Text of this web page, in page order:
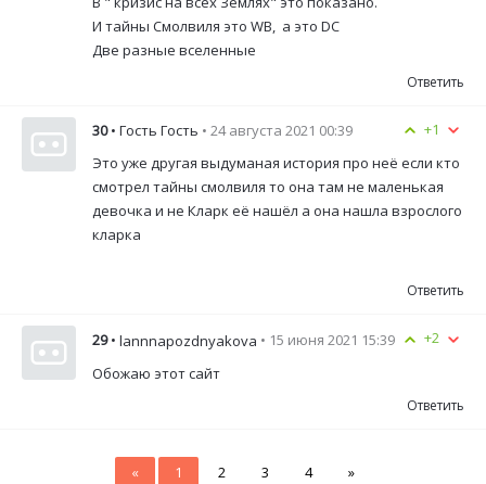
И тайны Смолвиля это WB, а это DC
Две разные вселенные
Ответить
+1
30 • Гость Гость • 24 августа 2021 00:39
Это уже другая выдуманая история про неё если кто
смотрел тайны смолвиля то она там не маленькая
девочка и не Кларк её нашёл а она нашла взрослого
кларка
Ответить
+2
29 • lannnapozdnyakova • 15 июня 2021 15:39
Обожаю этот сайт
Ответить
« 1 2 3 4 »